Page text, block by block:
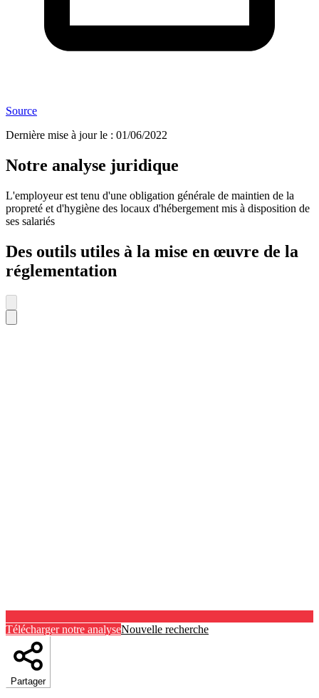
Source
Dernière mise à jour le : 01/06/2022
Notre analyse juridique
L'employeur est tenu d'une obligation générale de maintien de la
propreté et d'hygiène des locaux d'hébergement mis à disposition de
ses salariés
Des outils utiles à la mise en œuvre de la
réglementation
Télécharger notre analyseNouvelle recherche
Partager